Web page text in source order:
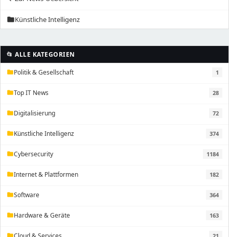
folderKünstliche Intelligenz
📂 ALLE KATEGORIEN
folderPolitik & Gesellschaft 1
folderTop IT News 28
folderDigitalisierung 72
folderKünstliche Intelligenz 374
folderCybersecurity 1184
folderInternet & Plattformen 182
folderSoftware 364
folderHardware & Geräte 163
folder